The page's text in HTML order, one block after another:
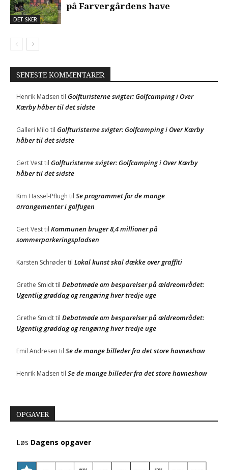
DET SKER
på Farvergårdens have
SENESTE KOMMENTARER
Henrik Madsen til Golfturisterne svigter: Golfcamping i Over
Kærby håber til det sidste
Galleri Milo til Golfturisterne svigter: Golfcamping i Over Kærby
håber til det sidste
Gert Vesttil Golfturisterne svigter: Golfcamping i Over Kærby
håber til det sidste
Kim Hassel-Pflugh til Se programmet for de mange
arrangementer i golfugen
Gert Vesttil Kommunen bruger 8,4 millioner på
sommerparkeringspladsen
Karsten Schrødertil Lokal kunst skal dække over graffiti
Grethe Smidttil Debatmøde om besparelser på ældreområdet:
Ugentlig grøddag og rengøring hver tredje uge
Grethe Smidttil Debatmøde om besparelser på ældreområdet:
Ugentlig grøddag og rengøring hver tredje uge
Emil Andresen til Se de mange billeder fra det store havneshow
Henrik Madsen til Se de mange billeder fra det store havneshow
OPGAVER
Løs Dagens opgaver